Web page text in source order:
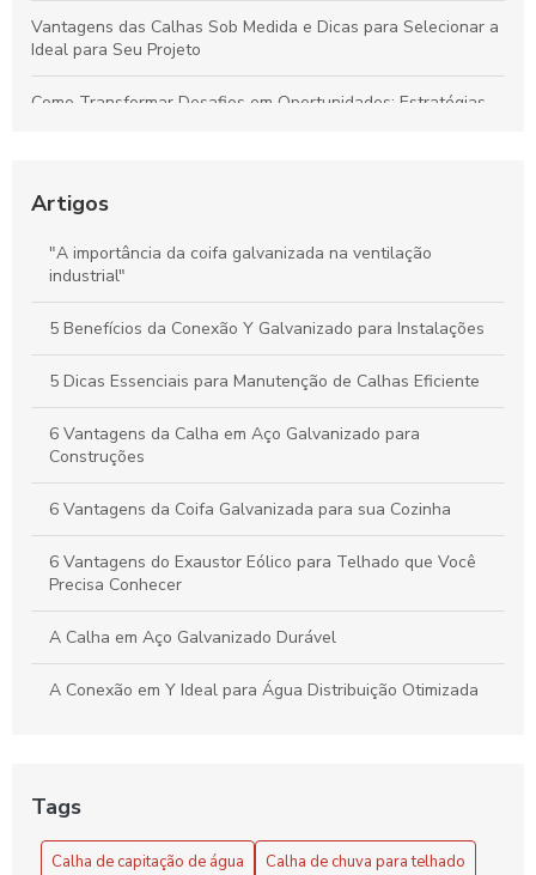
Vantagens das Calhas Sob Medida e Dicas para Selecionar a
Ideal para Seu Projeto
Como Transformar Desafios em Oportunidades: Estratégias
de Forma Eficiente
Calhas Personalizadas: Como Garantir a Proteção Ideal
Contra a Água da Chuva na Sua Casa
Como a Calha em Aço Galvanizado Protege Sua Casa e
Aumenta o Valor do Seu Imóvel
Artigos
"A importância da coifa galvanizada na ventilação
industrial"
5 Benefícios da Conexão Y Galvanizado para Instalações
5 Dicas Essenciais para Manutenção de Calhas Eficiente
6 Vantagens da Calha em Aço Galvanizado para
Construções
6 Vantagens da Coifa Galvanizada para sua Cozinha
6 Vantagens do Exaustor Eólico para Telhado que Você
Precisa Conhecer
A Calha em Aço Galvanizado Durável
A Conexão em Y Ideal para Água Distribuição Otimizada
Benefícios e Vantagens do Exaustor Eólico para Galpão:
Tags
Calha de capitação de água
Calha de chuva para telhado